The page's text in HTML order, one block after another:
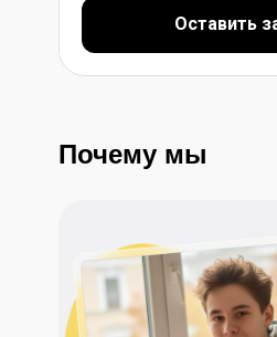
Оставить
Почему мы